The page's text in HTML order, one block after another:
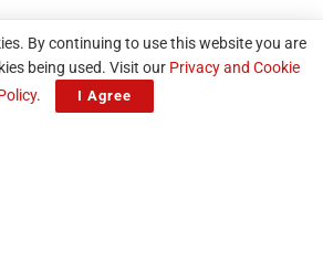
Resmi Kantongi Sertifikat SNI
By continuing to use this website you are
being used. Visit our Privacy and Cookie
. I Agree